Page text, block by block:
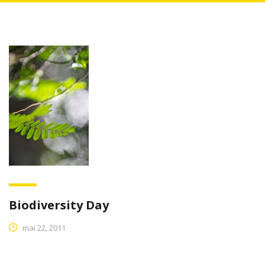
Biodiversity Day
mai 22, 2011